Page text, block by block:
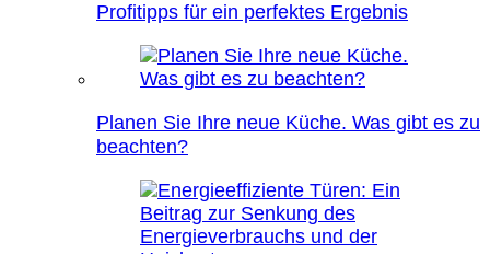
Profitipps für ein perfektes Ergebnis
Planen Sie Ihre neue Küche. Was gibt es zu
beachten?